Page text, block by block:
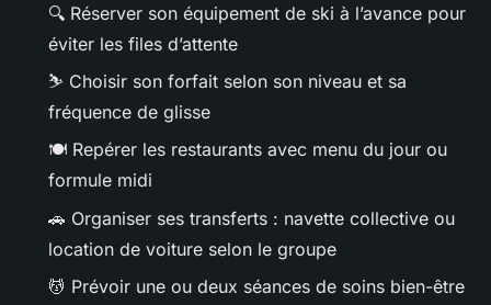
🔍 Réserver son équipement de ski à l’avance pour
éviter les files d’attente
⛷️ Choisir son forfait selon son niveau et sa
fréquence de glisse
🍽️ Repérer les restaurants avec menu du jour ou
formule midi
🚗 Organiser ses transferts : navette collective ou
location de voiture selon le groupe
💆 Prévoir une ou deux séances de soins bien-être